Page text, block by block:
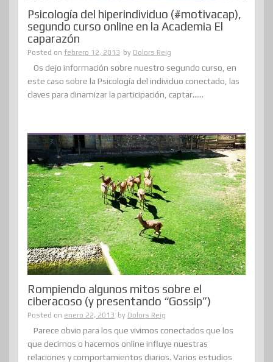
Psicología del hiperindividuo (#motivacap),
segundo curso online en la Academia El
caparazón
Posted on febrero 12, 2013 by Dolors Reig
Os dejo información sobre nuestro segundo curso, en
este caso sobre la Psicología del individuo conectado, las
claves para dinamizar la participación, captar......
Rompiendo algunos mitos sobre el
ciberacoso (y presentando “Gossip”)
Posted on enero 22, 2013 by Dolors Reig
Parece obvio para los que vivimos conectados que los
que decimos o hacemos online influye nuestras
relaciones y comportamientos diarios. Varios estudios